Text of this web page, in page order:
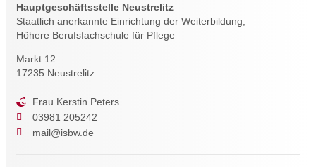
Hauptgeschäftsstelle Neustrelitz
Staatlich anerkannte Einrichtung der Weiterbildung;
Höhere Berufsfachschule für Pflege
Markt 12
17235 Neustrelitz
Frau Kerstin Peters
03981 205242
mail@isbw.de